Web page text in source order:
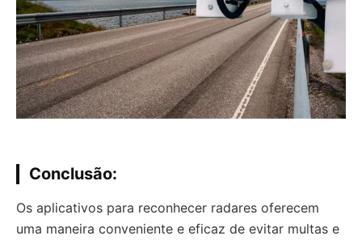
Conclusão:
Os aplicativos para reconhecer radares oferecem
uma maneira conveniente e eficaz de evitar multas e